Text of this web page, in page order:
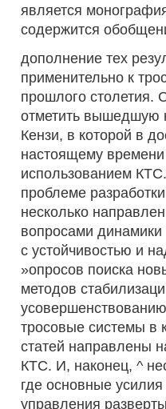
является
содержится
дополнение тех
применительно к
прошлого столетия.
отметить вышедшую
Кензи, в которой в
настоящему
использованием
проблеме
несколько
вопросами
с устойчивостью и
»опросов поиска
методов
тросовые системы в
статей направлены
КТС. И, наконец, ^
где основные
управления